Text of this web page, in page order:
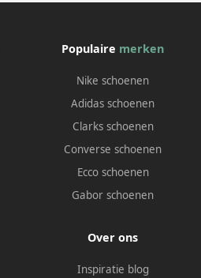
Populaire merken
Nike schoenen
Adidas schoenen
Clarks schoenen
Converse schoenen
Ecco schoenen
Gabor schoenen
Over ons
Inspiratie blog